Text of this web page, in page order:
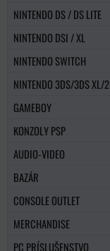
NINTENDO DS / DS LITE
NINTENDO DSI / XL
NINTENDO SWITCH
NINTENDO 3DS/3DS XL/
GAMEBOY
KONZOLY PSP
AUDIO-VIDEO
BAZÁR
CONSOLE OUTLET
MERCHANDISE
PC PRÍSLUŠENSTVO